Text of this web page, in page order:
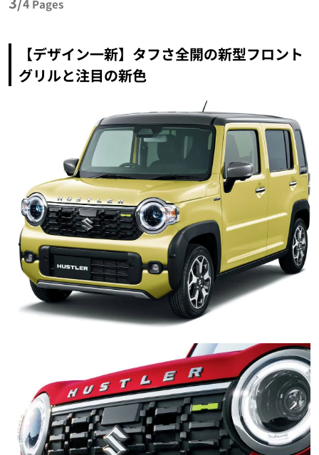
4 Pages
【デザイン一新】タフさ全開の新型フロント
グリルと注目の新色